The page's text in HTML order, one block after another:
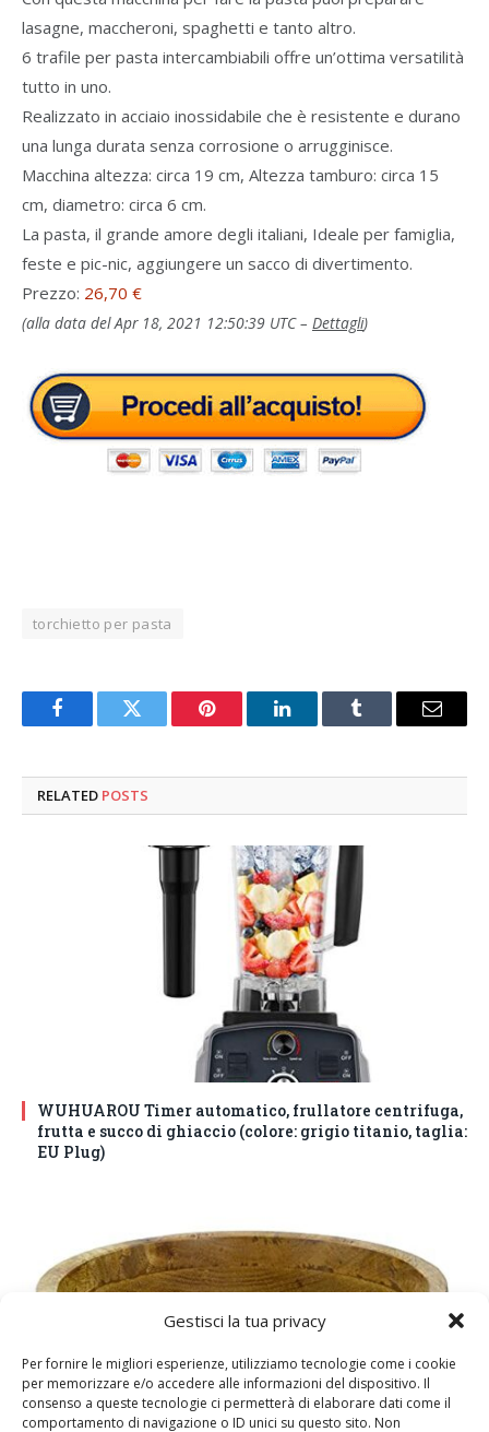
Gestisci la tua privacy
Per fornire le migliori esperienze, utilizziamo tecnologie come i cookie
per memorizzare e/o accedere alle informazioni del dispositivo. Il
consenso a queste tecnologie ci permetterà di elaborare dati come il
comportamento di navigazione o ID unici su questo sito. Non
lasagne, maccheroni, spaghetti e tanto altro.
6 trafile per pasta intercambiabili offre un’ottima versatilità
tutto in uno.
Realizzato in acciaio inossidabile che è resistente e durano
una lunga durata senza corrosione o arrugginisce.
Macchina altezza: circa 19 cm, Altezza tamburo: circa 15
cm, diametro: circa 6 cm.
La pasta, il grande amore degli italiani, Ideale per famiglia,
feste e pic-nic, aggiungere un sacco di divertimento.
Prezzo: 26,70 €
(alla data del Apr 18, 2021 12:50:39 UTC – Dettagli)
torchietto per pasta
FacebookTwitter Pinterest LinkedInTumblr Email
RELATED POSTS
WUHUAROU Timer automatico, frullatore centrifuga,
frutta e succo di ghiaccio (colore: grigio titanio, taglia:
EU Plug)